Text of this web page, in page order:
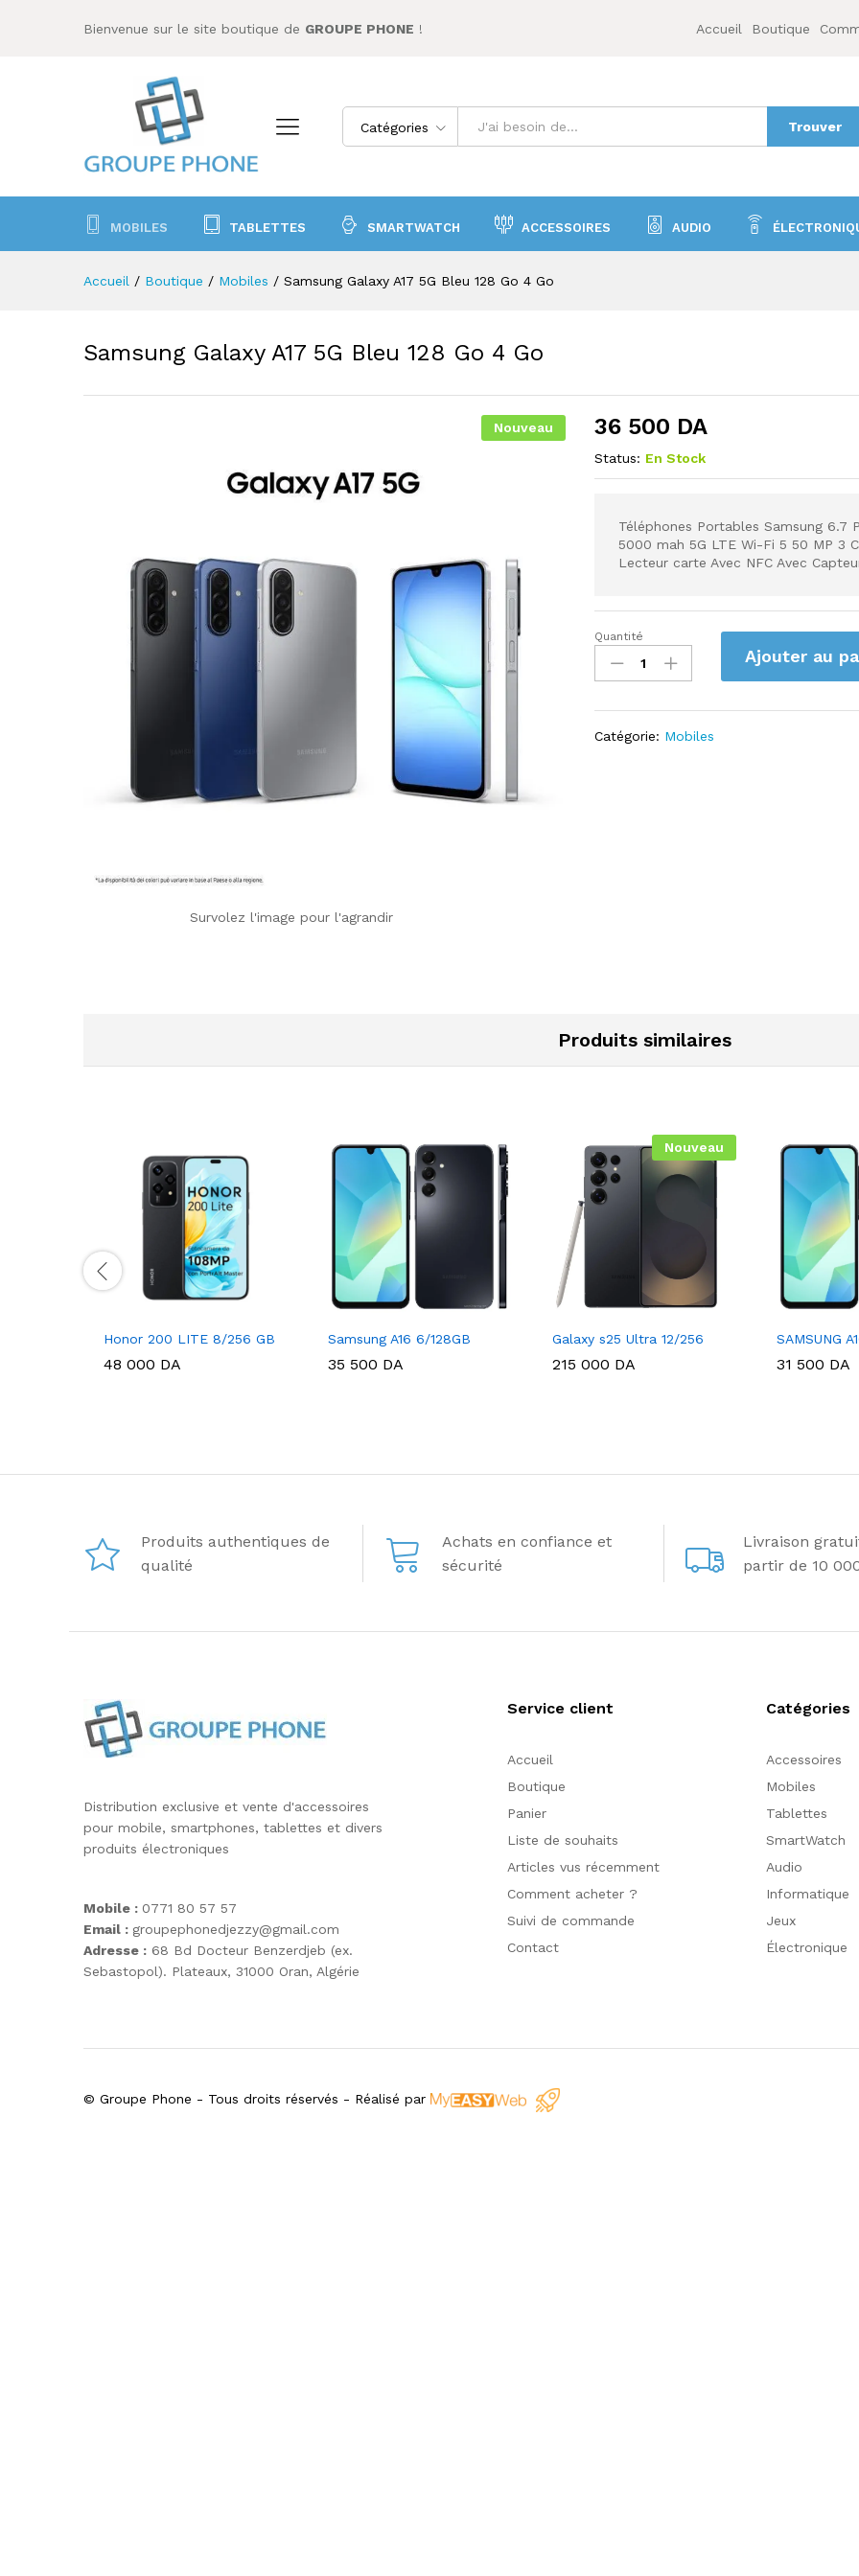
Bienvenue sur le site boutique de GROUPE PHONE ! Accueil Boutique
Catégories Trouver
MOBILES TABLETTES SMARTWATCH ACCESSOIRES AUDIO
Accueil / Boutique / Mobiles / Samsung Galaxy A17 5G Bleu 128 Go 4 Go
Samsung Galaxy A17 5G Bleu 128 Go 4 Go
Nouveau
Survolez l'image pour l'agrandir
36 500 DA
Status: En Stock
Téléphones Portables Samsung 6.7
5000 mah 5G LTE Wi-Fi 5 50 MP 3
Lecteur carte Avec NFC Avec
Samsung
Galaxy
A17
128
Quantité
Ajouter au
Catégorie: Mobiles
Produits similaires
Honor 200 LITE 8/256 GB
48 000 DA
Samsung A16 6/128GB
35 500 DA
Nouveau
Galaxy s25 Ultra 12/256
215 000 DA
SAMSUNG
31 500 DA
Produits authentiques de
qualité
Achats en confiance et
sécurité
Livraison
partir de 10
Distribution exclusive et vente d'accessoires
pour mobile, smartphones, tablettes et divers
produits électroniques
Mobile : 0771 80 57 57
Email : groupephonedjezzy@gmail.com
Adresse : 68 Bd Docteur Benzerdjeb (ex.
Sebastopol). Plateaux, 31000 Oran, Algérie
Service client
Accueil
Boutique
Panier
Liste de souhaits
Articles vus récemment
Comment acheter ?
Suivi de commande
Contact
Catégories
Accessoires
Mobiles
Tablettes
SmartWatch
Audio
Informatique
Jeux
Électronique
© Groupe Phone - Tous droits réservés - Réalisé par